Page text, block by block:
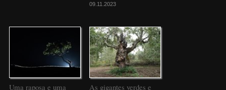
09.11.2023
Uma raposa e uma
As gigantes verdes e